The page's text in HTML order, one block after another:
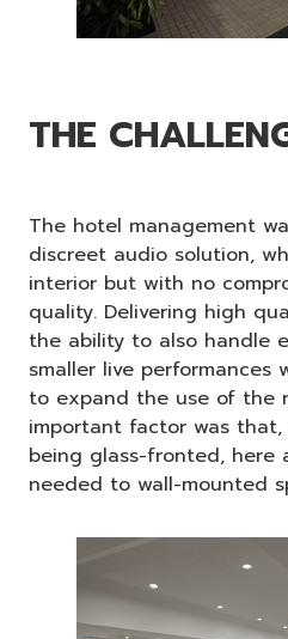
THE
The hotel management
discreet audio solution,
interior but with no
quality. Delivering high
the ability to also handle
smaller live performances
to expand the use of the
important factor was
being glass-fronted, here
needed to wall-mounted